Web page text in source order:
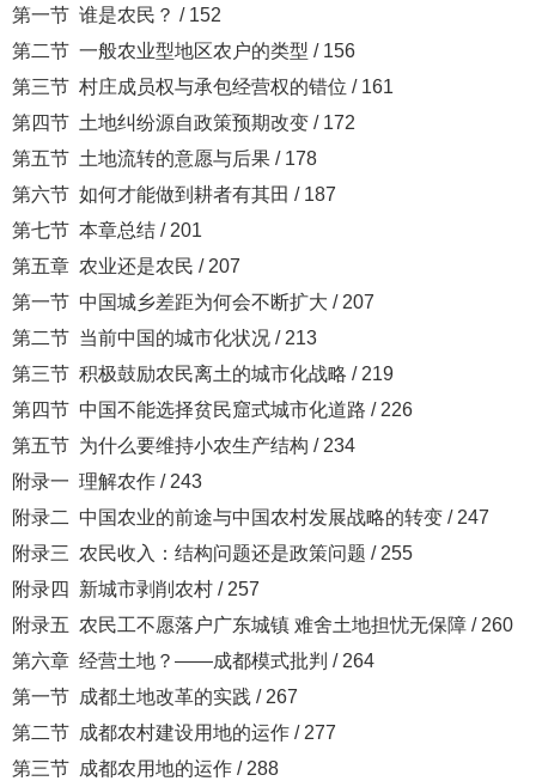
第一节 谁是农民？ / 152
第二节 一般农业型地区农户的类型 / 156
第三节 村庄成员权与承包经营权的错位 / 161
第四节 土地纠纷源自政策预期改变 / 172
第五节 土地流转的意愿与后果 / 178
第六节 如何才能做到耕者有其田 / 187
第七节 本章总结 / 201
第五章 农业还是农民 / 207
第一节 中国城乡差距为何会不断扩大 / 207
第二节 当前中国的城市化状况 / 213
第三节 积极鼓励农民离土的城市化战略 / 219
第四节 中国不能选择贫民窟式城市化道路 / 226
第五节 为什么要维持小农生产结构 / 234
附录一 理解农作 / 243
附录二 中国农业的前途与中国农村发展战略的转变 / 247
附录三 农民收入：结构问题还是政策问题 / 255
附录四 新城市剥削农村 / 257
附录五 农民工不愿落户广东城镇 难舍土地担忧无保障 / 260
第六章 经营土地？——成都模式批判 / 264
第一节 成都土地改革的实践 / 267
第二节 成都农村建设用地的运作 / 277
第三节 成都农用地的运作 / 288